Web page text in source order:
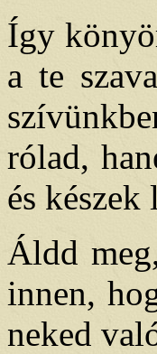
Így
a te
rólad,
és
Áldd
innen,
neked